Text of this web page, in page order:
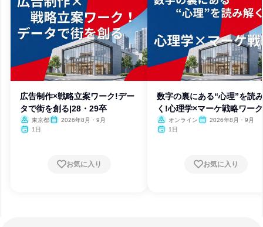
広告制作×戦略立案ワーク!デー
タで街を創る|28・29卒
東京都
2026年8月・9月
1日
お気に入り
数字の裏にある“心理”を読
く!心理学×マーケ戦略ワー
オンライン
2026年8月・9月
1日
お気に入り